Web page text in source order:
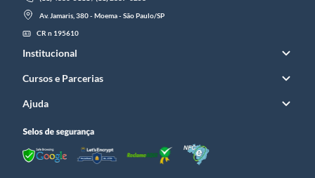
Av. Jamaris, 380 - Moema - São Paulo/SP
CR n 195610
Institucional
Cursos e Parcerias
Ajuda